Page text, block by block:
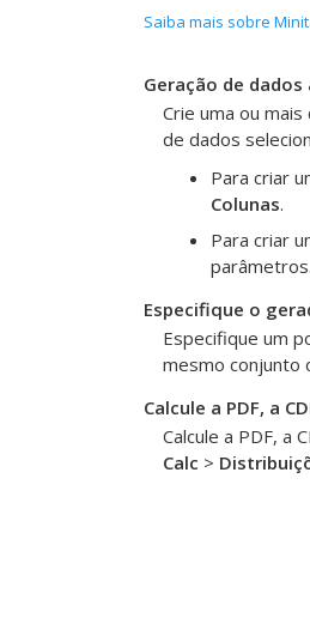
Saiba mais sobre
Geração de
Crie uma ou
de dados
Para criar
Colunas.
Para criar
parâmetros.
Especifique o
Especifique um
mesmo conjunto
Calcule a PDF, a
Calcule a PDF, a
Calc >